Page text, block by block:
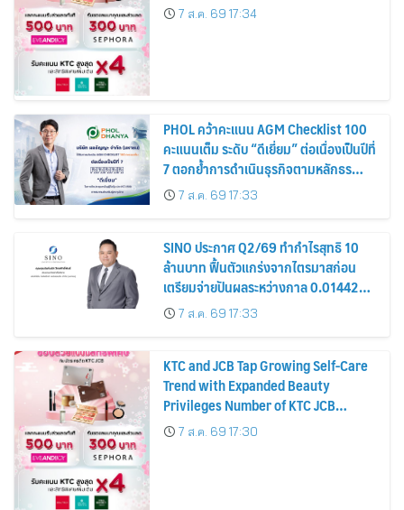
7 ส.ค. 69 17:34
PHOL คว้าคะแนน AGM Checklist 100
คะแนนเต็ม ระดับ “ดีเยี่ยม” ต่อเนื่องเป็นปีที่
7 ตอกย้ำการดำเนินธุรกิจตามหลักธร
รมาภิบาล โปร่งใส สร้างความเชื่อมั่นผู้ถือ
หุ้น
7 ส.ค. 69 17:33
SINO ประกาศ Q2/69 ทำกำไรสุทธิ 10
ล้านบาท ฟื้นตัวแกร่งจากไตรมาสก่อน
เตรียมจ่ายปันผลระหว่างกาล 0.014423
บาทต่อหุ้น ครึ่งปีหลังมุ่งเติบโตต่อเนื่อง
7 ส.ค. 69 17:33
KTC and JCB Tap Growing Self-Care
Trend with Expanded Beauty
Privileges Number of KTC JCB
Cardmembers Spending on
Cosmetics Rises 26%
7 ส.ค. 69 17:30